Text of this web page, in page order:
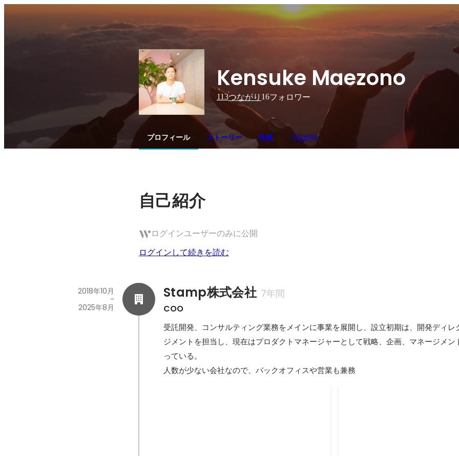
Kensuke Maezono
113つながり 16フォロワー
プロフィール ストーリー 性格 つながり
自己紹介
ログインユーザーのみに公開
ログインして続きを読む
Stamp株式会社 7年間
COO
2018年10月
-
2025年8月
受託開発、コンサルティング業務をメインに事業を展開し、設立初期は、開発ディレ
ジメントを担当し、現在はプロダクトマネージャーとして戦略、企画、マネージメン
っている。
人数が少ない会社なので、バックオフィスや営業も兼務